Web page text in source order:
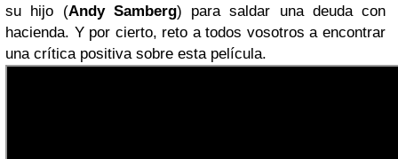
su hijo (Andy Samberg) para saldar una deuda con
hacienda. Y por cierto, reto a todos vosotros a encontrar
una crítica positiva sobre esta película.